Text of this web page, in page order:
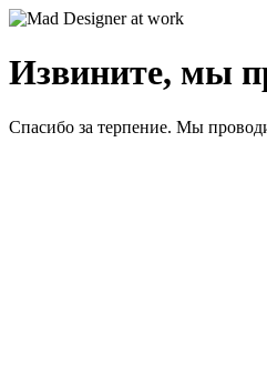
Извините, мы
Спасибо за терпение. Мы